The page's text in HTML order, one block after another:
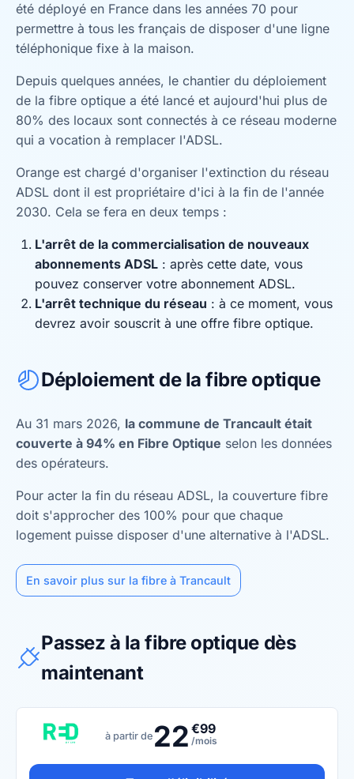
été déployé en France dans les années 70 pour
permettre à tous les français de disposer d'une ligne
téléphonique fixe à la maison.
Depuis quelques années, le chantier du déploiement
de la fibre optique a été lancé et aujourd'hui plus de
80% des locaux sont connectés à ce réseau moderne
qui a vocation à remplacer l'ADSL.
Orange est chargé d'organiser l'extinction du réseau
ADSL dont il est propriétaire d'ici à la fin de l'année
2030. Cela se fera en deux temps :
L'arrêt de la commercialisation de nouveaux
abonnements ADSL : après cette date, vous
pouvez conserver votre abonnement ADSL.
L'arrêt technique du réseau : à ce moment, vous
devrez avoir souscrit à une offre fibre optique.
Déploiement de la fibre optique
Au 31 mars 2026, la commune de Trancault était
couverte à 94% en Fibre Optique selon les données
des opérateurs.
Pour acter la fin du réseau ADSL, la couverture fibre
doit s'approcher des 100% pour que chaque
logement puisse disposer d'une alternative à l'ADSL.
En savoir plus sur la fibre à Trancault
Passez à la fibre optique dès
maintenant
à partir de 22 €99
/mois